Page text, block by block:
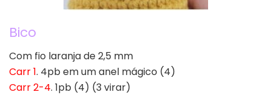
Bico
Com fio laranja de 2,5 mm
Carr 1. 4pb em um anel mágico (4)
Carr 2-4. 1pb (4) (3 virar)